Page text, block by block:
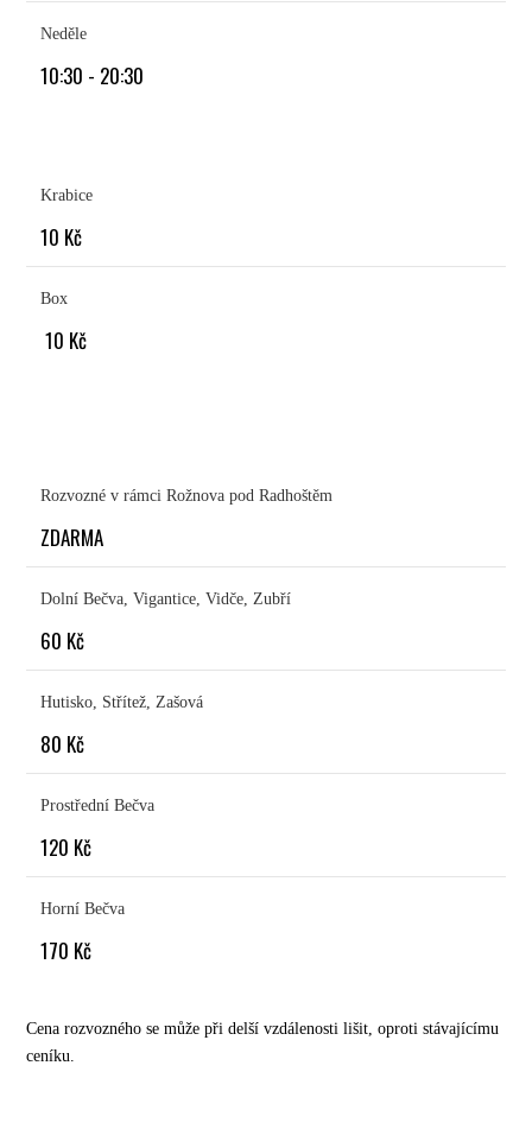
Neděle
10:30 - 20:30
Krabice
10 Kč
Box
10 Kč
Rozvozné v rámci Rožnova pod Radhoštěm
ZDARMA
Dolní Bečva, Vigantice, Vidče, Zubří
60 Kč
Hutisko, Střítež, Zašová
80 Kč
Prostřední Bečva
120 Kč
Horní Bečva
170 Kč
Cena rozvozného se může při delší vzdálenosti lišit, oproti stávajícímu
ceníku.